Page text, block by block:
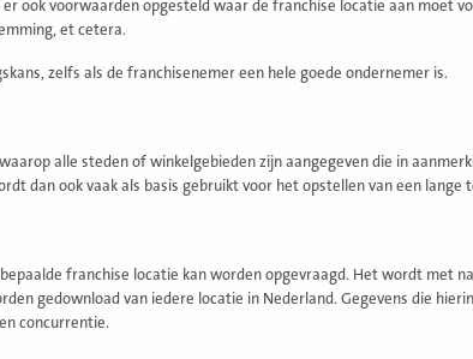
ook voorwaarden opgesteld waar de franchise locatie aan moet
et cetera.
zelfs als de franchisenemer een hele goede ondernemer is.
alle steden of winkelgebieden zijn aangegeven die in
dan ook vaak als basis gebruikt voor het opstellen van een lange
franchise locatie kan worden opgevraagd. Het wordt met
gedownload van iedere locatie in Nederland. Gegevens die
concurrentie.